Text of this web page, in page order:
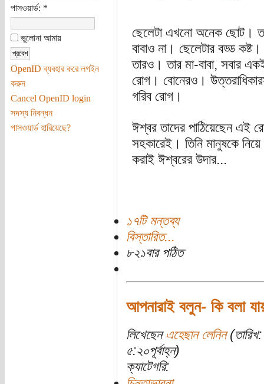
পাসওয়ার্ড: *
ভুলোনা আমায়
OpenID ব্যবহার করে লগইন
করুন
Cancel OpenID login
সদস্য নিবন্ধন
পাসওয়ার্ড হারিয়েছে?
ছেলেটা এখনো অনেক ছোট।
বাবাও না। ছেলেটার বড্ড
তারও। তার মা-বাবা, সবার
রোগ। বোনেরও।
গরিব রোগ।
ঈশ্বর তাদের পাঠিয়েছেন এই
সহকারেই। তিনি মানুষকে
করাই ঈশ্বরের উদার...
১৭টি মন্তব্য
বিস্তারিত...
৮২১বার পঠিত
আপনারাই বলুন- কি বলা
লিখেছেন এহেছান লেনিন
৫:২০পূর্বাহ্ন)
ক্যাটেগরি: